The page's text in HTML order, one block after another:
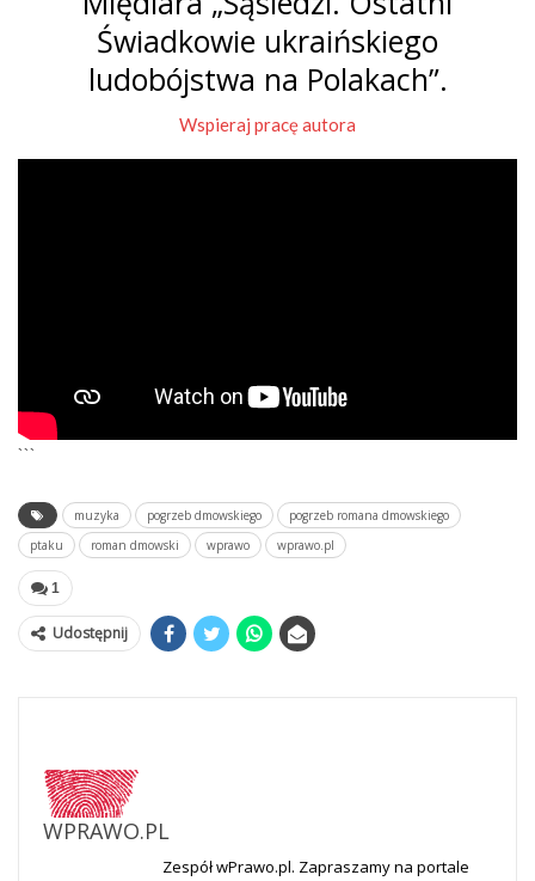
Świadkowie ukraińskiego
ludobójstwa na Polakach”.
Wspieraj pracę autora
```
muzyka pogrzeb dmowskiego
pogrzeb romana dmowskiego
ptaku
roman dmowski wprawo wprawo.pl
1
Udostępnij
WPRAWO.PL
Zespół wPrawo.pl. Zapraszamy na portale